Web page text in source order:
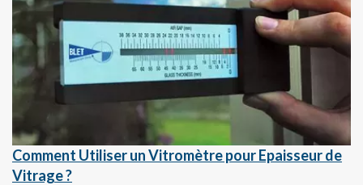
Comment Utiliser un Vitromètre pour Epaisseur de
Vitrage ?